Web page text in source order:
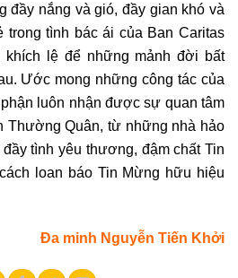
đầy nắng và gió, đầy gian khó và
tình bác ái của Ban Caritas
khích lệ để những mảnh đời bất
Ước mong những công tác của
luôn nhận được sự quan tâm
Thường Quân, từ những nhà hảo
tình yêu thương, đậm chất Tin
loan báo Tin Mừng hữu hiệu
Đa minh Nguyễn Tiến Khởi